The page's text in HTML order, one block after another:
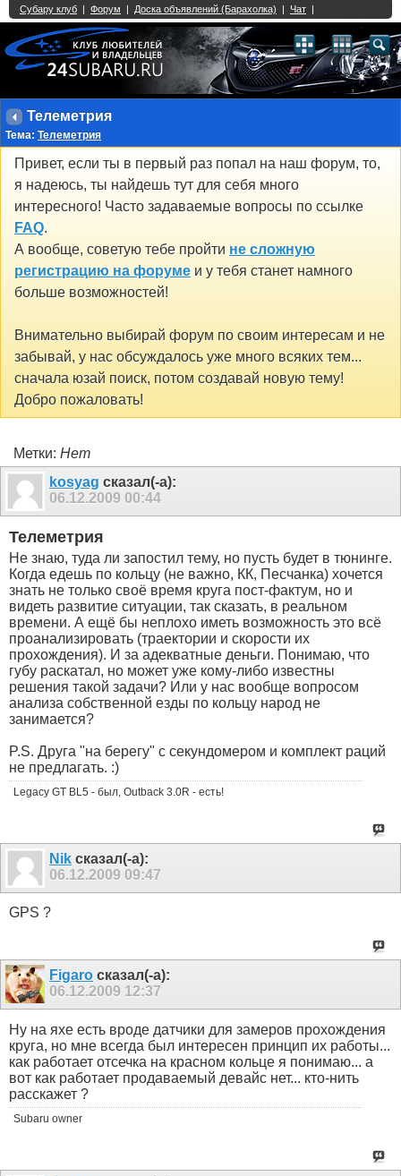
Телеметрия
Тема: Телеметрия
Привет, если ты в первый раз попал на наш форум, то,
я надеюсь, ты найдешь тут для себя много
интересного! Часто задаваемые вопросы по ссылке
FAQ.
А вообще, советую тебе пройти не сложную
регистрацию на форуме и у тебя станет намного
больше возможностей!
Внимательно выбирай форум по своим интересам и не
забывай, у нас обсуждалось уже много всяких тем...
сначала юзай поиск, потом создавай новую тему!
Добро пожаловать!
Метки: Нет
kosyag сказал(-а):
06.12.2009 00:44
Телеметрия
Не знаю, туда ли запостил тему, но пусть будет в тюнинге.
Когда едешь по кольцу (не важно, КК, Песчанка) хочется
знать не только своё время круга пост-фактум, но и
видеть развитие ситуации, так сказать, в реальном
времени. А ещё бы неплохо иметь возможность это всё
проанализировать (траектории и скорости их
прохождения). И за адекватные деньги. Понимаю, что
губу раскатал, но может уже кому-либо известны
решения такой задачи? Или у нас вообще вопросом
анализа собственной езды по кольцу народ не
занимается?
P.S. Друга "на берегу" с секундомером и комплект раций
не предлагать. :)
Legacy GT BL5 - был, Outback 3.0R - есть!
Nik сказал(-а):
06.12.2009 09:47
GPS ?
Figaro сказал(-а):
06.12.2009 12:37
Ну на яхе есть вроде датчики для замеров прохождения
круга, но мне всегда был интересен принцип их работы...
как работает отсечка на красном кольце я понимаю... а
вот как работает продаваемый девайс нет... кто-нить
расскажет ?
Subaru owner
Single Sign On provided byvBSSO
2 3 4 5 6 7 8 9 10 11 12 13 14 15 16 17 18 21 22 23 24 25 26
27 28 29 30 31 32 33 34 35 36 37 38 39 40 41 42 43